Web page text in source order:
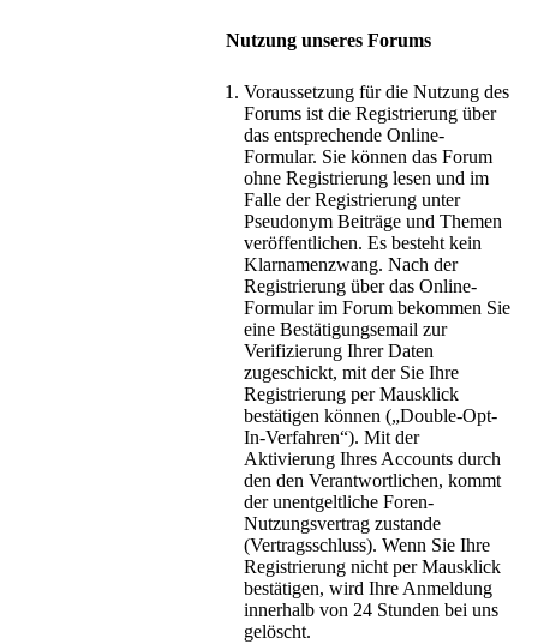
Nutzung unseres Forums
Voraussetzung für die Nutzung des
Forums ist die Registrierung über
das entsprechende Online-
Formular. Sie können das Forum
ohne Registrierung lesen und im
Falle der Registrierung unter
Pseudonym Beiträge und Themen
veröffentlichen. Es besteht kein
Klarnamenzwang. Nach der
Registrierung über das Online-
Formular im Forum bekommen Sie
eine Bestätigungsemail zur
Verifizierung Ihrer Daten
zugeschickt, mit der Sie Ihre
Registrierung per Mausklick
bestätigen können („Double-Opt-
In-Verfahren“). Mit der
Aktivierung Ihres Accounts durch
den den Verantwortlichen, kommt
der unentgeltliche Foren-
Nutzungsvertrag zustande
(Vertragsschluss). Wenn Sie Ihre
Registrierung nicht per Mausklick
bestätigen, wird Ihre Anmeldung
innerhalb von 24 Stunden bei uns
gelöscht.